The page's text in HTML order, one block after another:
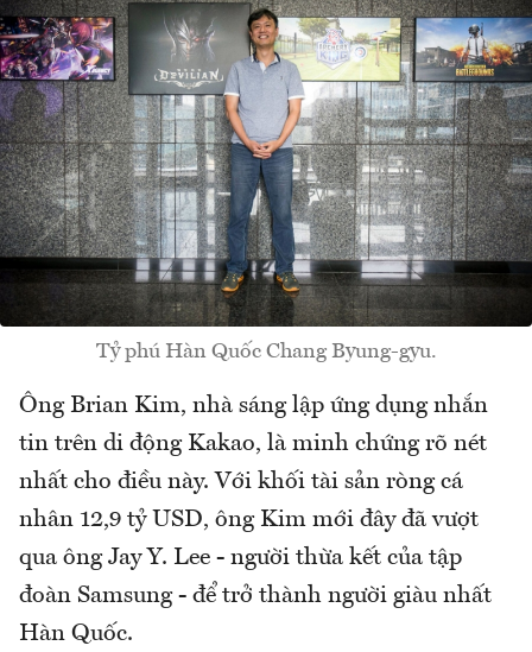
Tỷ phú Hàn Quốc Chang Byung-gyu.
Ông Brian Kim, nhà sáng lập ứng dụng nhắn
tin trên di động Kakao, là minh chứng rõ nét
nhất cho điều này. Với khối tài sản ròng cá
nhân 12,9 tỷ USD, ông Kim mới đây đã vượt
qua ông Jay Y. Lee - người thừa kết của tập
đoàn Samsung - để trở thành người giàu nhất
Hàn Quốc.